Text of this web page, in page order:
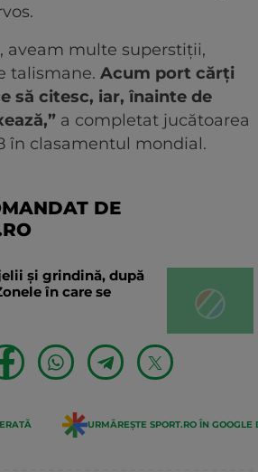
aveam multe superstiții,
talismane. Acum port cărți
să citesc, iar, înainte de
a completat jucătoarea
în clasamentul mondial.
DE
și grindină, după
în care se
URMĂREȘTE SPORT.RO ÎN GOOGLE